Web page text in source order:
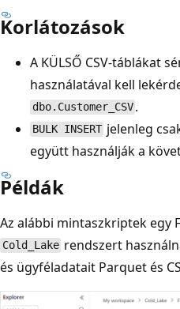
Korlátozások
A KÜLSŐ CSV-táblákat
használatával kell
dbo.Customer_CSV .
BULK INSERT jelenleg
együtt használják a
Példák
Az alábbi mintaszkriptek egy
Cold_Lake rendszert
és ügyféladatait Parquet és